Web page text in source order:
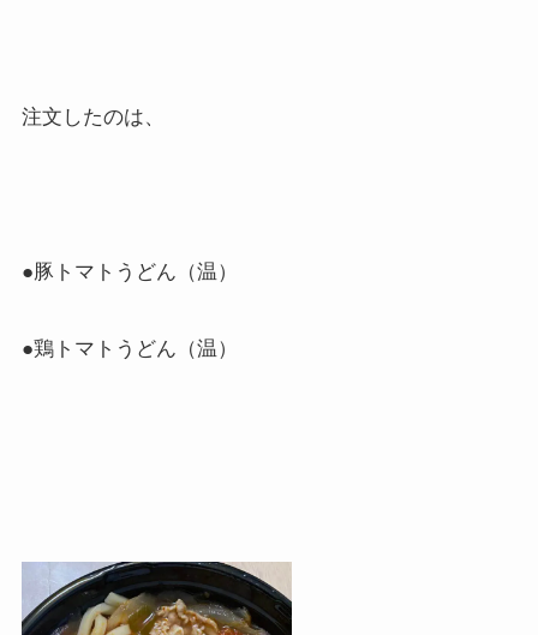
注文したのは、
●豚トマトうどん（温）
●鶏トマトうどん（温）